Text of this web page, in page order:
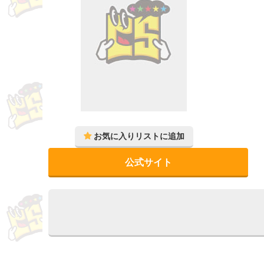
公式サイト